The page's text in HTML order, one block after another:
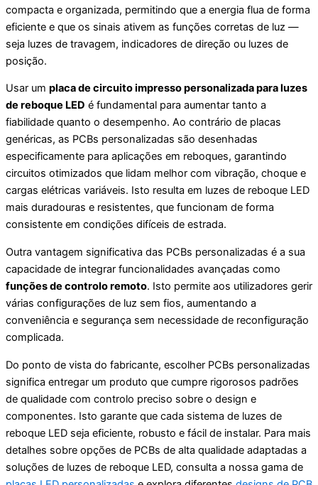
compacta e organizada, permitindo que a energia flua de forma
eficiente e que os sinais ativem as funções corretas de luz —
seja luzes de travagem, indicadores de direção ou luzes de
posição.
Usar um placa de circuito impresso personalizada para luzes
de reboque LED é fundamental para aumentar tanto a
fiabilidade quanto o desempenho. Ao contrário de placas
genéricas, as PCBs personalizadas são desenhadas
especificamente para aplicações em reboques, garantindo
circuitos otimizados que lidam melhor com vibração, choque e
cargas elétricas variáveis. Isto resulta em luzes de reboque LED
mais duradouras e resistentes, que funcionam de forma
consistente em condições difíceis de estrada.
Outra vantagem significativa das PCBs personalizadas é a sua
capacidade de integrar funcionalidades avançadas como
funções de controlo remoto. Isto permite aos utilizadores gerir
várias configurações de luz sem fios, aumentando a
conveniência e segurança sem necessidade de reconfiguração
complicada.
Do ponto de vista do fabricante, escolher PCBs personalizadas
significa entregar um produto que cumpre rigorosos padrões
de qualidade com controlo preciso sobre o design e
componentes. Isto garante que cada sistema de luzes de
reboque LED seja eficiente, robusto e fácil de instalar. Para mais
detalhes sobre opções de PCBs de alta qualidade adaptadas a
soluções de luzes de reboque LED, consulta a nossa gama de